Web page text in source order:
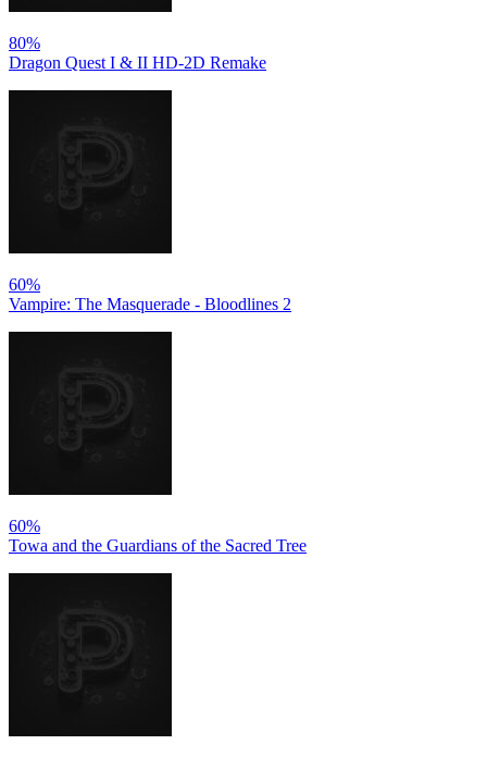
80%
Dragon Quest I & II HD-2D Remake
60%
Vampire: The Masquerade - Bloodlines 2
60%
Towa and the Guardians of the Sacred Tree